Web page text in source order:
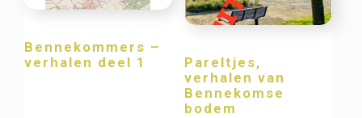
Bennekommers –
verhalen deel 1
Pareltjes,
verhalen van
Bennekomse
bodem